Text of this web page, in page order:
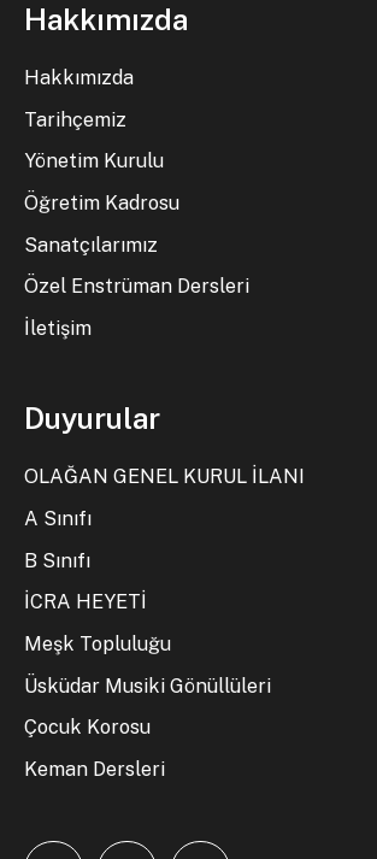
Hakkımızda
Hakkımızda
Tarihçemiz
Yönetim Kurulu
Öğretim Kadrosu
Sanatçılarımız
Özel Enstrüman Dersleri
İletişim
Duyurular
OLAĞAN GENEL KURUL İLANI
A Sınıfı
B Sınıfı
İCRA HEYETİ
Meşk Topluluğu
Üsküdar Musiki Gönüllüleri
Çocuk Korosu
Keman Dersleri